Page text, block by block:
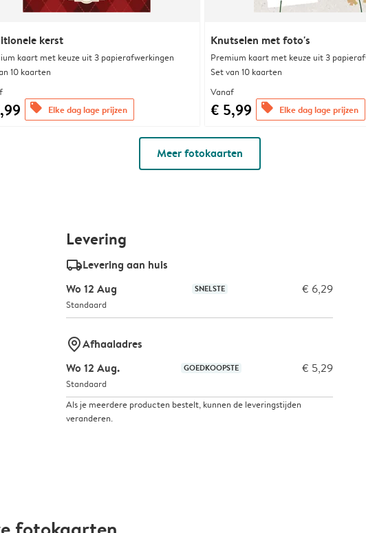
kerst
kaart met keuze uit 3 papierafwerkingen
10 kaarten
offers Elke dag lage prijzen
Knutselen met foto's
Premium kaart met keuze uit 3
Set van 10 kaarten
Vanaf
€ 5,99 offers Elke dag lage prijzen
Meer fotokaarten
Levering
delivery_standard_v2Levering aan huis
Wo 12 Aug
SNELSTE € 6,29
Standaard
marker-pinAfhaaladres
Wo 12 Aug.
GOEDKOOPSTE € 5,29
Standaard
Als je meerdere producten bestelt, kunnen de leveringstijden
veranderen.